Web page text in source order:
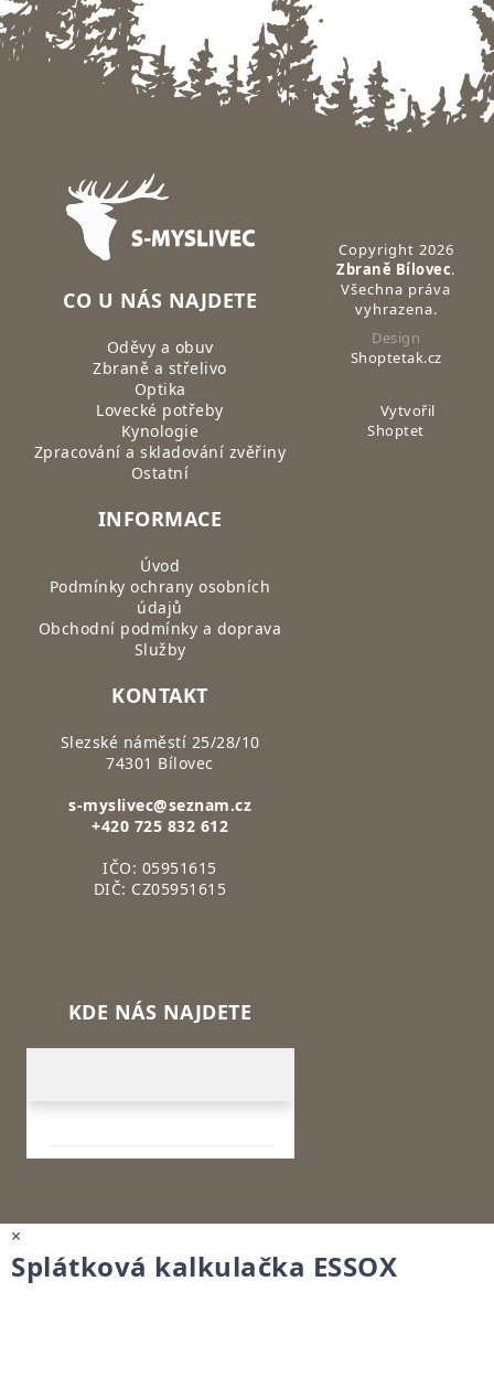
Zápatí
CO U NÁS NAJDETE
Oděvy a obuv
Zbraně a střelivo
Optika
Lovecké potřeby
Kynologie
Zpracování a skladování zvěřiny
Ostatní
INFORMACE
Úvod
Podmínky ochrany osobních
údajů
Obchodní podmínky a doprava
Služby
KONTAKT
Slezské náměstí 25/28/10
74301 Bílovec
s-myslivec@seznam.cz
+420 725 832 612
IČO: 05951615
DIČ: CZ05951615
KDE NÁS NAJDETE
Copyright 2026
Zbraně Bílovec.
Všechna práva
vyhrazena.
Design
Shoptetak.cz
Vytvořil
Shoptet
×
Splátková kalkulačka ESSOX